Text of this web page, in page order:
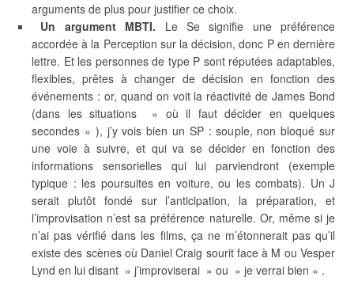
arguments de plus pour justifier ce choix.
Un argument MBTI. Le Se signifie une préférence
accordée à la Perception sur la décision, donc P en dernière
lettre. Et les personnes de type P sont réputées adaptables,
flexibles, prêtes à changer de décision en fonction des
événements : or, quand on voit la réactivité de James Bond
(dans les situations » où il faut décider en quelques
secondes « ), j’y vois bien un SP : souple, non bloqué sur
une voie à suivre, et qui va se décider en fonction des
informations sensorielles qui lui parviendront (exemple
typique : les poursuites en voiture, ou les combats). Un J
serait plutôt fondé sur l’anticipation, la préparation, et
l’improvisation n’est sa préférence naturelle. Or, même si je
n’ai pas vérifié dans les films, ça ne m’étonnerait pas qu’il
existe des scènes où Daniel Craig sourit face à M ou Vesper
Lynd en lui disant » j’improviserai » ou » je verrai bien « .